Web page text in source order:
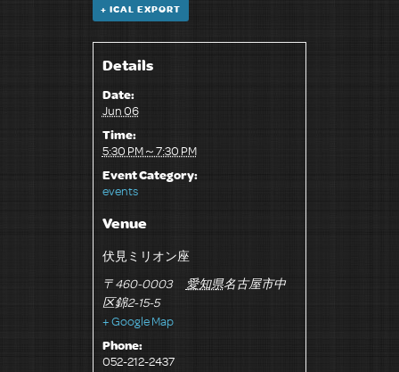
+ ICAL EXPORT
Details
Date:
Jun 06
Time:
5:30 PM～7:30 PM
Event Category:
events
Venue
伏見ミリオン座
〒460-0003
愛知県名古屋市中
区錦2-15-5
+ Google Map
Phone:
052-212-2437